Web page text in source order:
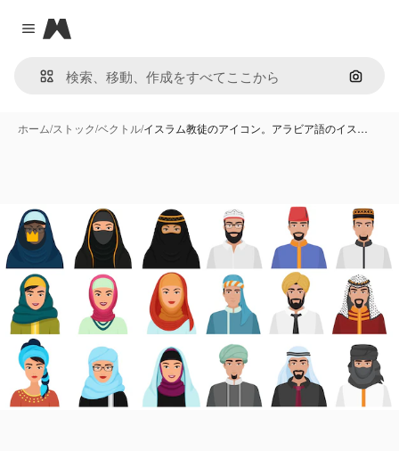
Close menu
Magnific
画像で
ホーム/ストック/ベクトル/イスラム教徒のアイコン。アラビア語のイス…
Premium